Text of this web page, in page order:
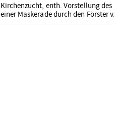
Kirchenzucht, enth. Vorstellung des
einer Maskerade durch den Förster